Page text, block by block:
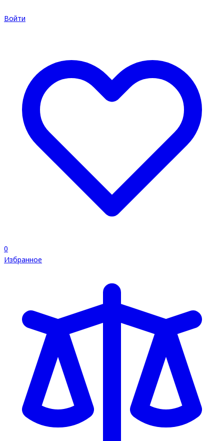
Войти
0
Избранное